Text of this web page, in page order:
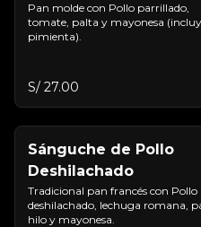
Pan molde con Pollo parrillado,
tomate, palta y mayonesa
pimienta).
S/ 27.00
Sánguche de Pollo
Deshilachado
Tradicional pan francés con Pollo
deshilachado, lechuga romana,
hilo y mayonesa.